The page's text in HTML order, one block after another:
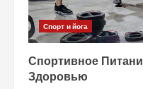
Спорт и йога
Спортивное
Здоровью